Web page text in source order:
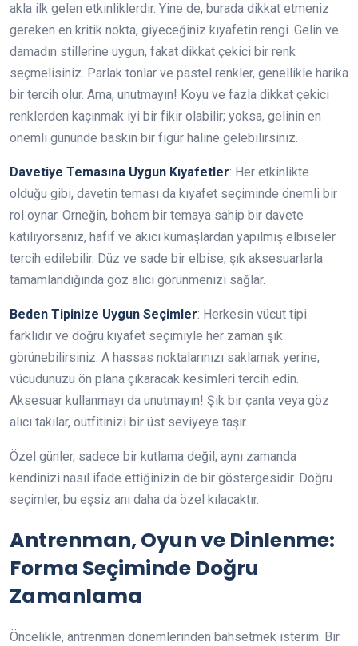
akla ilk gelen etkinliklerdir. Yine de, burada dikkat etmeniz
gereken en kritik nokta, giyeceğiniz kıyafetin rengi. Gelin ve
damadın stillerine uygun, fakat dikkat çekici bir renk
seçmelisiniz. Parlak tonlar ve pastel renkler, genellikle harika
bir tercih olur. Ama, unutmayın! Koyu ve fazla dikkat çekici
renklerden kaçınmak iyi bir fikir olabilir; yoksa, gelinin en
önemli gününde baskın bir figür haline gelebilirsiniz.
Davetiye Temasına Uygun Kıyafetler: Her etkinlikte
olduğu gibi, davetin teması da kıyafet seçiminde önemli bir
rol oynar. Örneğin, bohem bir temaya sahip bir davete
katılıyorsanız, hafif ve akıcı kumaşlardan yapılmış elbiseler
tercih edilebilir. Düz ve sade bir elbise, şık aksesuarlarla
tamamlandığında göz alıcı görünmenizi sağlar.
Beden Tipinize Uygun Seçimler: Herkesin vücut tipi
farklıdır ve doğru kıyafet seçimiyle her zaman şık
görünebilirsiniz. A hassas noktalarınızı saklamak yerine,
vücudunuzu ön plana çıkaracak kesimleri tercih edin.
Aksesuar kullanmayı da unutmayın! Şık bir çanta veya göz
alıcı takılar, outfitinizi bir üst seviyeye taşır.
Özel günler, sadece bir kutlama değil; aynı zamanda
kendinizi nasıl ifade ettiğinizin de bir göstergesidir. Doğru
seçimler, bu eşsiz anı daha da özel kılacaktır.
Antrenman, Oyun ve Dinlenme:
Forma Seçiminde Doğru
Zamanlama
Öncelikle, antrenman dönemlerinden bahsetmek isterim. Bir